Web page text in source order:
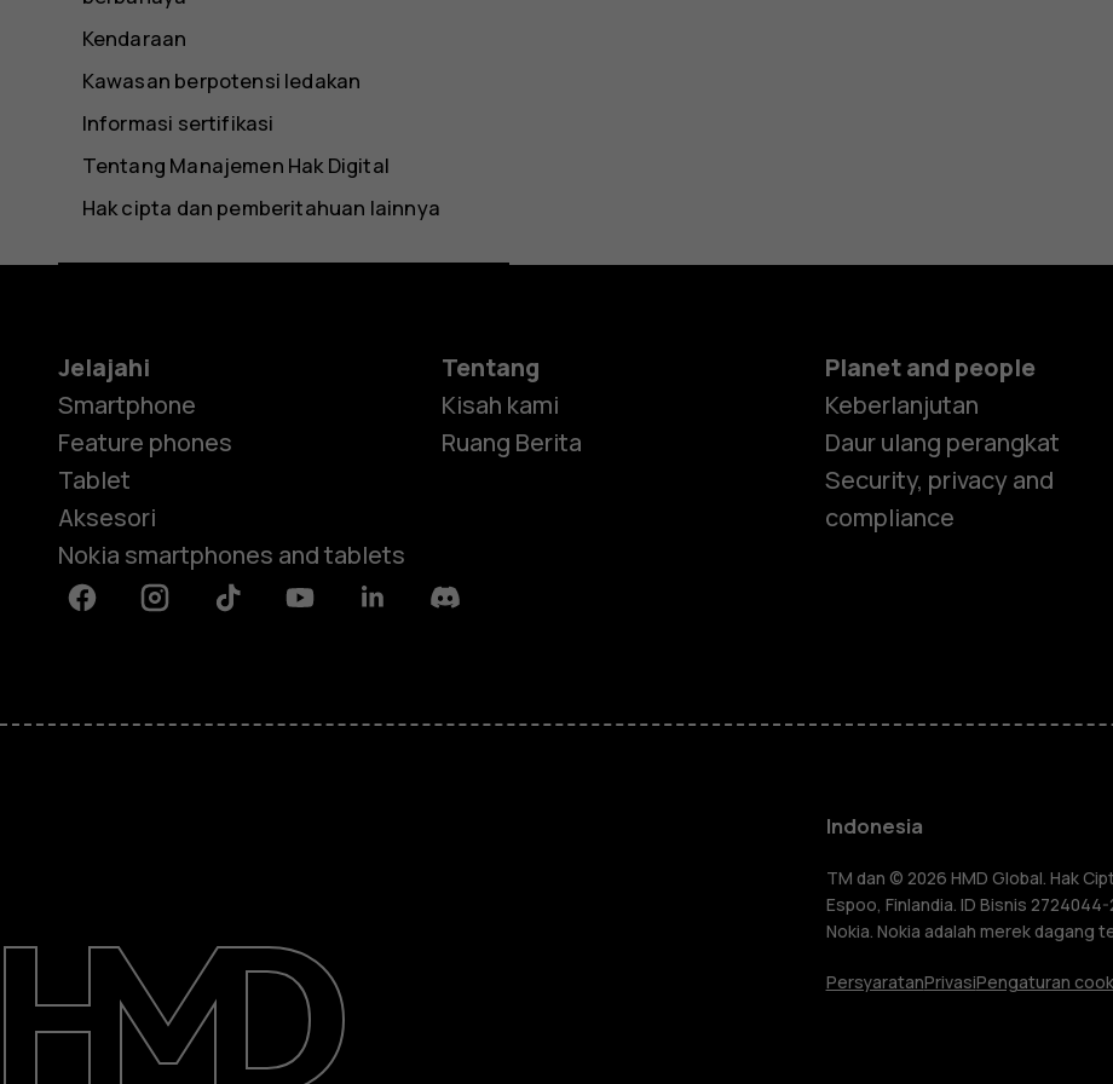
Feature
Aksesori
Tablet
Dukungan
Indonesia
Kendaraan
Kawasan berpotensi ledakan
Informasi sertifikasi
Tentang Manajemen Hak Digital
Hak cipta dan pemberitahuan lainnya
Jelajahi
Smartphone
Feature phones
Tablet
Aksesori
Nokia smartphones and tablets
Tentang
Kisah kami
Ruang Berita
Planet and people
Keberlanjutan
Daur ulang perangkat
Security, privacy and
compliance
FacebookInstagramTiktok YoutubeLinkedinDiscord
Indonesia
TM dan © 2026 HMD Global. Hak
Espoo, Finlandia. ID Bisnis
Nokia. Nokia adalah merek dagang
PersyaratanPrivasiPengaturan